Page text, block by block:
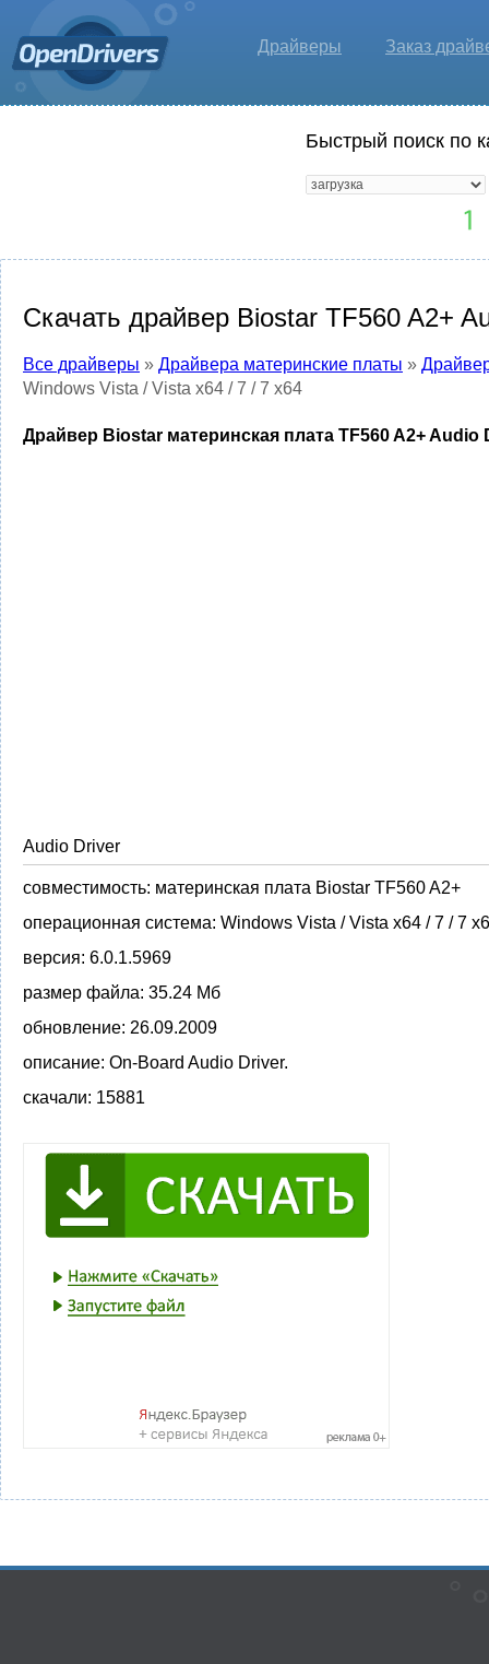
Драйверы Заказ
Быстрый поиск по
Скачать драйвер Biostar TF560 A2+
Все драйверы » Драйвера материнские платы »
Windows Vista / Vista x64 / 7 / 7 x64
Драйвер Biostar материнская плата TF560 A2+ Audio
Audio Driver
совместимость: материнская плата Biostar TF560 A2+
операционная система: Windows Vista / Vista x64 / 7 / 7
версия: 6.0.1.5969
размер файла: 35.24 Мб
обновление: 26.09.2009
описание: On-Board Audio Driver.
скачали: 15881